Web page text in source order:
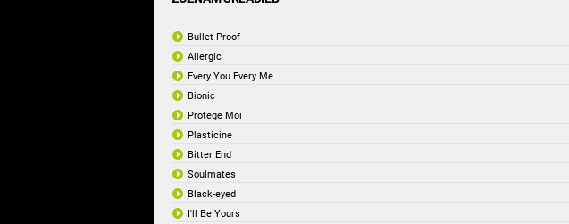
Bullet Proof
Allergic
Every You Every Me
Bionic
Protege Moi
Plasticine
Bitter End
Soulmates
Black-eyed
I'll Be Yours